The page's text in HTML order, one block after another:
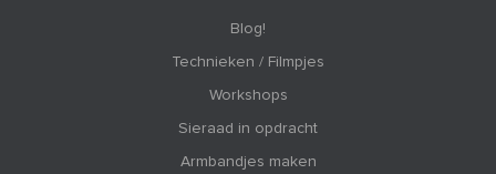
Blog!
Technieken / Filmpjes
Workshops
Sieraad in opdracht
Armbandjes maken